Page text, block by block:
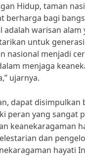
Hidup, taman
berharga bagi
adalah warisan alam
untuk
nasional menjadi
menjaga
ujarnya.
dapat disimpulkan
peran yang sangat
keanekaragaman
dan
hayati